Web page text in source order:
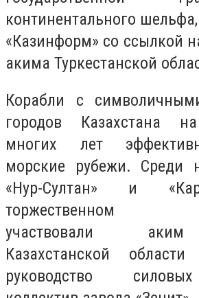
континентального
«Казинформ» со ссылкой
акима Туркестанской
Корабли с
городов Казахстана
многих лет
морские рубежи. Среди
«Нур-Султан» и
торжественном
участвовали
Казахстанской области
руководство